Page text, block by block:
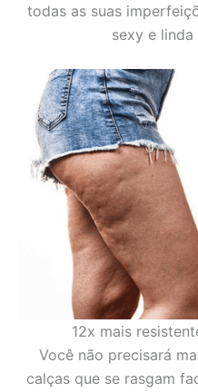
todas as suas
sexy e
12x mais
Você não precisará
calças que se rasgam